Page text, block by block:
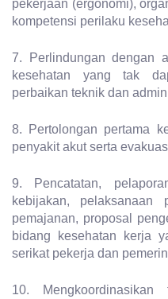
pekerjaan (ergonomi),
kompetensi perilaku
7. Perlindungan dengan
kesehatan yang tak
perbaikan teknik dan
8. Pertolongan pertama
penyakit akut serta
9. Pencatatan,
kebijakan, pelaksanaan
pemajanan, proposal
bidang kesehatan kerja
serikat pekerja dan
10.